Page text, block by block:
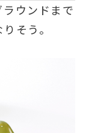
ウンドまで
そう。